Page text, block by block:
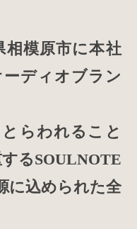
相模原市に本社
ディオブラン
らわれること
るSOULNOTE
に込められた全